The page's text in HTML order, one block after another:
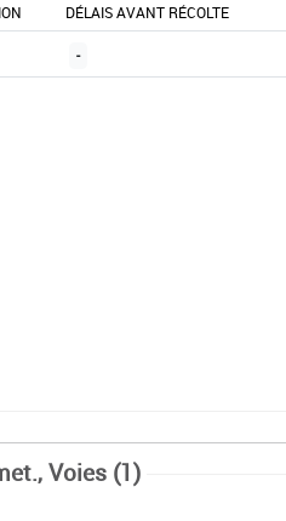
DÉLAIS AVANT RÉCOLTE
-
Voies (1)